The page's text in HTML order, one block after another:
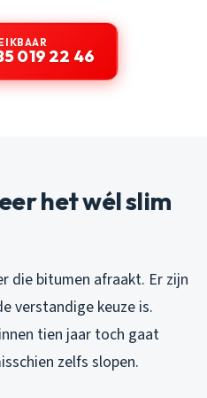
019 22 46
het wél slim
die bitumen afraakt. Er zijn
verstandige keuze is.
tien jaar toch gaat
zelfs slopen.